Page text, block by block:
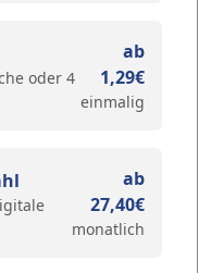
oder 4
ab
1,29€
einmalig
ab
27,40€
monatlich